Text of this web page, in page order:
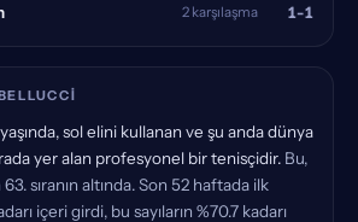
2 karşılaşma 1-1
sol elini kullanan ve şu anda dünya
yer alan profesyonel bir tenisçidir. Bu,
sıranın altında. Son 52 haftada ilk
içeri girdi, bu sayıların %70.7 kadarı